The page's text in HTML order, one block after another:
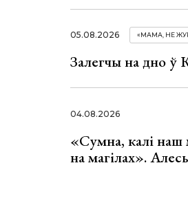
05.08.2026 «МАМА, НЕ
Залегчы на дно ў
04.08.2026
«Сумна, калі
на магілах».